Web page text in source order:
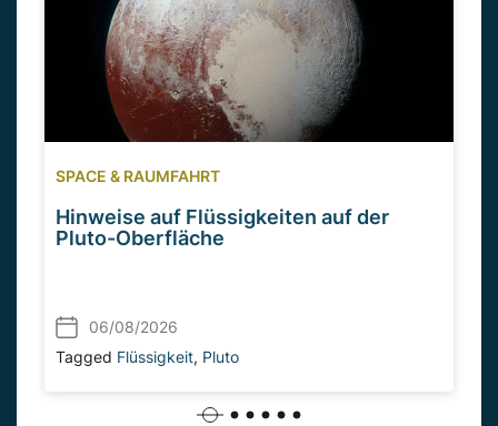
SPACE & RAUMFAHRT
Hinweise auf Flüssigkeiten auf der
Pluto-Oberfläche
06/08/2026
Tagged Flüssigkeit, Pluto